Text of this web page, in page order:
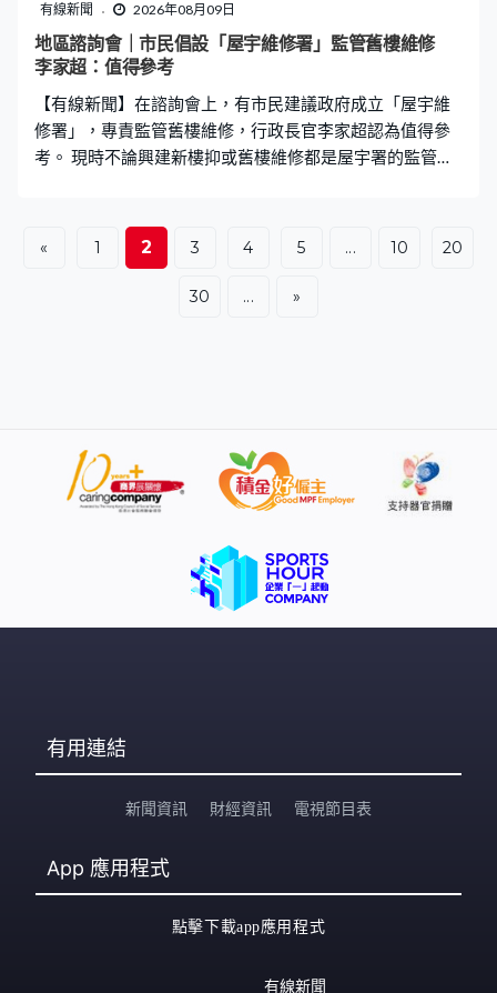
有線新聞 2026年08月09日
地區諮詢會｜市民倡設「屋宇維修署」監管舊樓維修
李家超：值得參考
【有線新聞】在諮詢會上，有市民建議政府成立「屋宇維
修署」，專責監管舊樓維修，行政長官李家超認為值得參
考。 現時不論興建新樓抑或舊樓維修都是屋宇署的監管範
為市民提供代辦服務。 蕭先生：「市民只需要『夾錢』就
可以去開開會，工程管理交予承建商、建築師處理，這個
『屋宇維修署』負責監察、督導發展，然後發出入伙紙讓
科創園區引入低成本供電。陳小姐：「AI的盡頭是算力，
算力的盡頭是電力，目前香港面對兩大現實挑戰，電價偏
高，市場綠電的選擇有限。」李家超：「如何多引入綠
如是。我們已經不是『+AI』，而變成了『AI+』，不止是
應用AI，AI令我們所有運作模式，甚至系統都因AI而轉
變。科技發展一日千里，科技影響我
« 1 2 3 4 5 ... 10 20
30 ... »
有用連結
新聞資訊 財經資訊 電視節目表
App 應用程式
點擊下載app應用程式
有線新聞